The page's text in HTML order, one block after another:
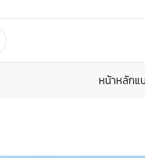
หน้าหลักแ